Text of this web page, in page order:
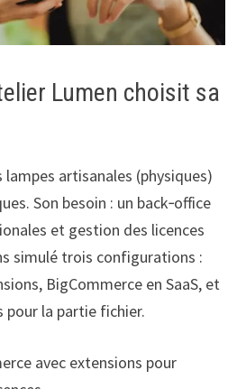
Lumen choisit sa
artisanales (physiques)
Son besoin : un back‑office
et gestion des licences
simulé trois configurations :
BigCommerce en SaaS, et
pour la partie fichier.
avec extensions pour